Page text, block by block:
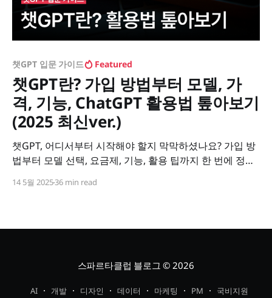
챗GPT 입문 가이드 Featured
챗GPT란? 가입 방법부터 모델, 가
격, 기능, ChatGPT 활용법 톺아보기
(2025 최신ver.)
챗GPT, 어디서부터 시작해야 할지 막막하셨나요? 가입 방
법부터 모델 선택, 요금제, 기능, 활용 팁까지 한 번에 정리
14 5월 202536 min read
스파르타클럽 블로그 © 2026
AI 개발 디자인 데이터 마케팅 PM 국비지원